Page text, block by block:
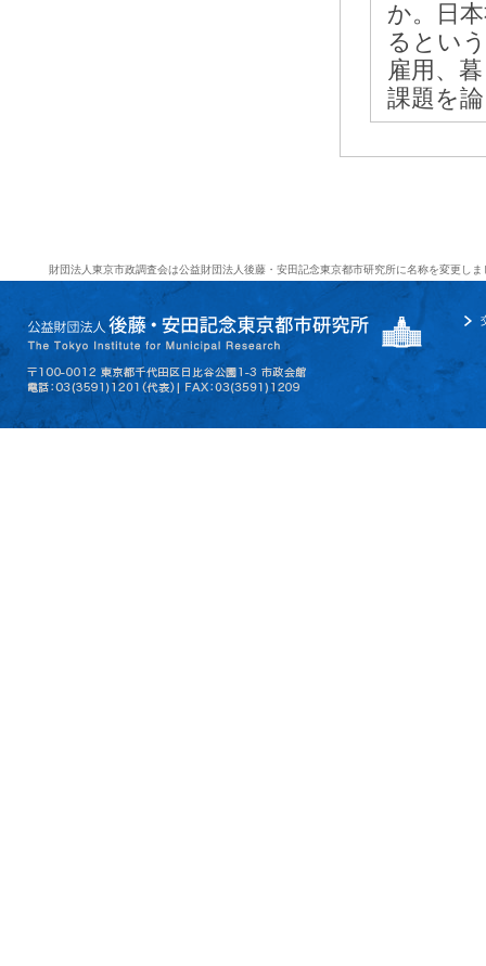
か。日
るとい
雇用、
課題を
財団法人東京市政調査会は公益財団法人後藤・安田記念東京都市研究所に名称を変更しま